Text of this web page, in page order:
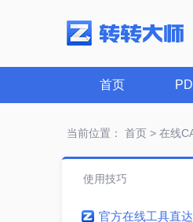
首页
当前位置： 首页> 在线
使用技巧
官方在线工具直